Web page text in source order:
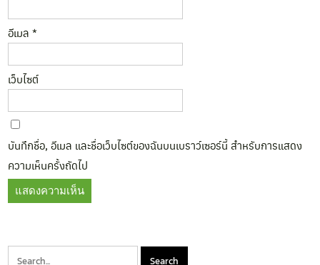
อีเมล*
เว็บไซต์
บันทึกชื่อ, อีเมล และชื่อเว็บไซต์ของฉันบนเบราว์เซอร์นี้ สำหรับการแสดง
ความเห็นครั้งถัดไป